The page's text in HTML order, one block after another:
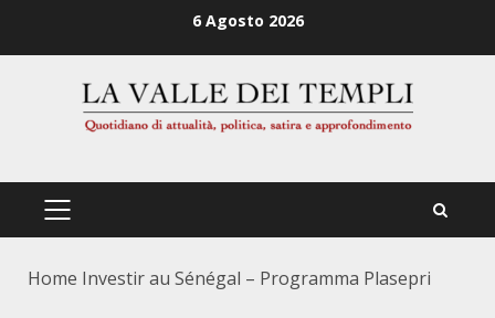
6 Agosto 2026
PRIMÄRES
Home Investir au Sénégal – Programma Plasepri